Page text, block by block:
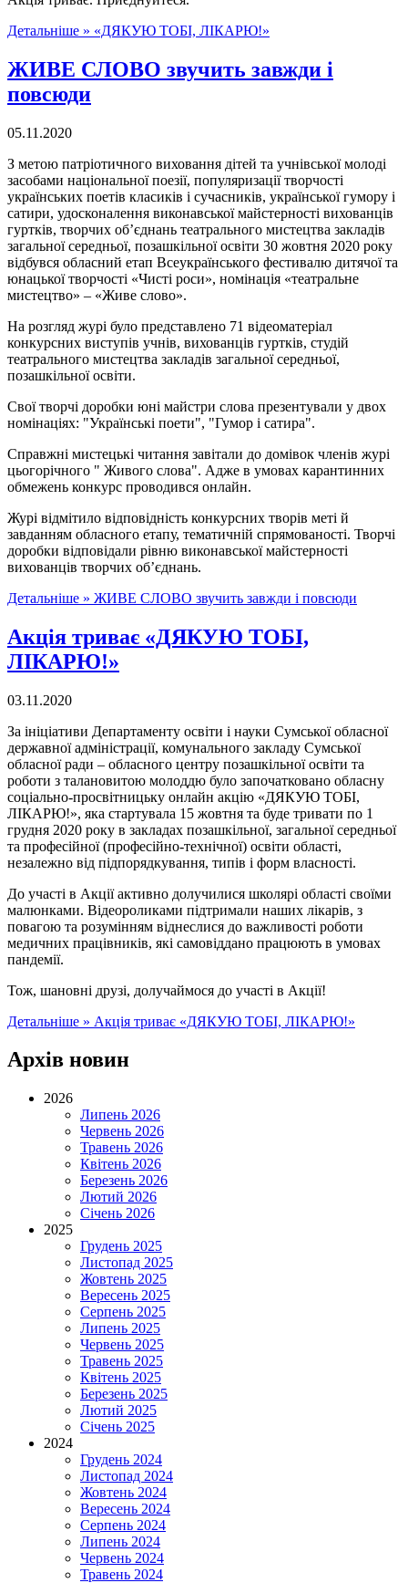
Детальніше » «ДЯКУЮ ТОБІ, ЛІКАРЮ!»
ЖИВЕ СЛОВО звучить завжди і
повсюди
05.11.2020
З метою патріотичного виховання дітей та учнівської молоді
засобами національної поезії, популяризації творчості
українських поетів класиків і сучасників, української гумору і
сатири, удосконалення виконавської майстерності вихованців
гуртків, творчих об’єднань театрального мистецтва закладів
загальної середньої, позашкільної освіти 30 жовтня 2020 року
відбувся обласний етап Всеукраїнського фестивалю дитячої та
юнацької творчості «Чисті роси», номінація «театральне
мистецтво» – «Живе слово».
На розгляд журі було представлено 71 відеоматеріал
конкурсних виступів учнів, вихованців гуртків, студій
театрального мистецтва закладів загальної середньої,
позашкільної освіти.
Свої творчі доробки юні майстри слова презентували у двох
номінаціях: "Українські поети", "Гумор і сатира".
Справжні мистецькі читання завітали до домівок членів журі
цьогорічного " Живого слова". Адже в умовах карантинних
обмежень конкурс проводився онлайн.
Журі відмітило відповідність конкурсних творів меті й
завданням обласного етапу, тематичній спрямованості. Творчі
доробки відповідали рівню виконавської майстерності
вихованців творчих об’єднань.
Детальніше » ЖИВЕ СЛОВО звучить завжди і повсюди
Акція триває «ДЯКУЮ ТОБІ,
ЛІКАРЮ!»
03.11.2020
За ініціативи Департаменту освіти і науки Сумської обласної
державної адміністрації, комунального закладу Сумської
обласної ради – обласного центру позашкільної освіти та
роботи з талановитою молоддю було започатковано обласну
соціально-просвітницьку онлайн акцію «ДЯКУЮ ТОБІ,
ЛІКАРЮ!», яка стартувала 15 жовтня та буде тривати по 1
грудня 2020 року в закладах позашкільної, загальної середньої
та професійної (професійно-технічної) освіти області,
незалежно від підпорядкування, типів і форм власності.
До участі в Акції активно долучилися школярі області своїми
малюнками. Відеороликами підтримали наших лікарів, з
повагою та розумінням віднеслися до важливості роботи
медичних працівників, які самовіддано працюють в умовах
пандемії.
Тож, шановні друзі, долучаймося до участі в Акції!
Детальніше » Акція триває «ДЯКУЮ ТОБІ, ЛІКАРЮ!»
Архів новин
2026
Липень 2026
Червень 2026
Травень 2026
Квітень 2026
Березень 2026
Лютий 2026
Січень 2026
2025
Грудень 2025
Листопад 2025
Жовтень 2025
Вересень 2025
Серпень 2025
Липень 2025
Червень 2025
Травень 2025
Квітень 2025
Березень 2025
Лютий 2025
Січень 2025
2024
Грудень 2024
Листопад 2024
Жовтень 2024
Вересень 2024
Серпень 2024
Липень 2024
Червень 2024
Травень 2024